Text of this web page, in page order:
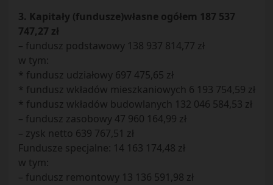
3. Kapitały (fundusze)własne ogółem 187 537
747,27 zł
– fundusz podstawowy 138 937 814,77 zł
w tym:
* fundusz udziałowy 697 475,65 zł
* fundusz wkładów mieszkaniowych 6 193 754,59 zł
* fundusz wkładów budowlanych 132 046 584,53 zł
– fundusz zasobowy 47 960 164,99 zł
– zysk netto 639 767,51 zł
Fundusze specjalne: 14 163 174,48 zł
w tym:
– fundusz remontowy 13 136 591,98 zł